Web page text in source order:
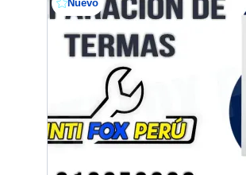
Nuevo